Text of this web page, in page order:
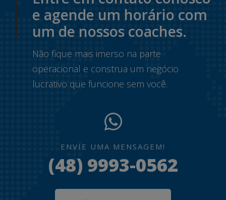
e agende um horário com
um de nossos coaches.
Não fique mais imerso na parte
operacional e construa um negócio
lucrativo que funcione sem você.
ENVIE UMA MENSAGEM!
(48) 9993-0562